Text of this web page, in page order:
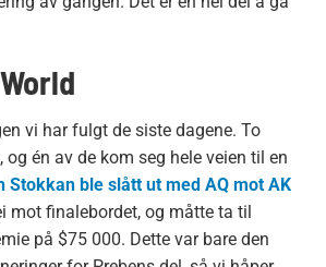
vi har fulgt de siste dagene. To
og én av de kom seg hele veien til en
Stokkan ble slått ut med AQ mot AK
mot finalebordet, og måtte ta til
på $75 000. Dette var bare den